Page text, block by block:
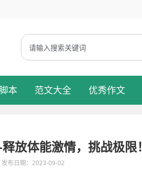
本 范文大全 优秀作文
放体能激情，挑战极限！
发布日期：2023-09-02